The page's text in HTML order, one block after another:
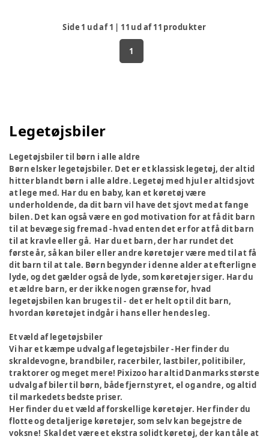
Side 1 ud af1 | 11 ud af11 produkter
1
Legetøjsbiler
Legetøjsbiler til børn i alle aldre
Børn elsker legetøjsbiler. Det er et klassisk legetøj, der altid
hitter blandt børn i alle aldre. Legetøj med hjul er altid sjovt
at lege med. Har du en baby, kan et køretøj være
underholdende, da dit barn vil have det sjovt med at fange
bilen. Det kan også være en god motivation for at få dit barn
til at bevæge sig fremad - hvad enten det er for at få dit barn
til at kravle eller gå. Har du et barn, der har rundet det
første år, så kan biler eller andre køretøjer være med til at få
dit barn til at tale. Børn begynder i denne alder at efterligne
lyde, og det gælder også de lyde, som køretøjer siger. Har du
et ældre barn, er der ikke nogen grænse for, hvad
legetøjsbilen kan bruges til - det er helt op til dit barn,
hvordan køretøjet indgår i hans eller hendes leg.
Et væld af legetøjsbiler
Vi har et kæmpe udvalg af legetøjsbiler - Her finder du
skraldevogne, brandbiler, racerbiler, lastbiler, politibiler,
traktorer og meget mere! Pixizoo har altid Danmarks største
udvalg af biler til børn, både fjernstyret, el og andre, og altid
til markedets bedste priser.
Her finder du et væld af forskellige køretøjer. Her finder du
flotte og detaljerige køretøjer, som selv kan begejstre de
voksne! Skal det være et ekstra solidt køretøj, der kan tåle at